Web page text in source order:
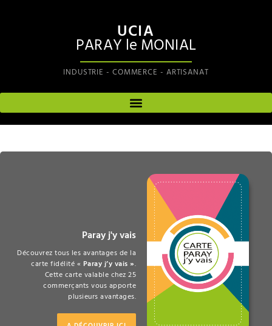
UCIA
PARAY le MONIAL
INDUSTRIE - COMMERCE - ARTISANAT
Paray j'y vais
Découvrez tous les avantages de la
carte fidélité « Paray j’y vais ».
Cette carte valable chez 25
commerçants vous apporte
plusieurs avantages.